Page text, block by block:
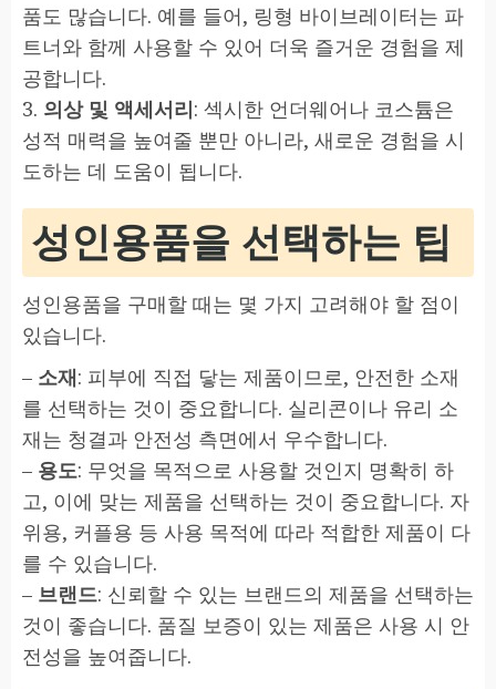
품도 많습니다. 예를 들어, 링형 바이브레이터는 파
트너와 함께 사용할 수 있어 더욱 즐거운 경험을 제
공합니다.
3. 의상 및 액세서리: 섹시한 언더웨어나 코스튬은
성적 매력을 높여줄 뿐만 아니라, 새로운 경험을 시
도하는 데 도움이 됩니다.
성인용품을 선택하는 팁
성인용품을 구매할 때는 몇 가지 고려해야 할 점이
있습니다.
– 소재: 피부에 직접 닿는 제품이므로, 안전한 소재
를 선택하는 것이 중요합니다. 실리콘이나 유리 소
재는 청결과 안전성 측면에서 우수합니다.
– 용도: 무엇을 목적으로 사용할 것인지 명확히 하
고, 이에 맞는 제품을 선택하는 것이 중요합니다. 자
위용, 커플용 등 사용 목적에 따라 적합한 제품이 다
를 수 있습니다.
– 브랜드: 신뢰할 수 있는 브랜드의 제품을 선택하는
것이 좋습니다. 품질 보증이 있는 제품은 사용 시 안
전성을 높여줍니다.